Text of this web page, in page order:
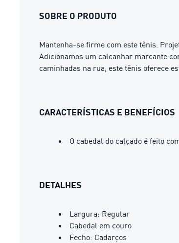
SOBRE O PRODUTO
Mantenha-se firme com este tênis.
Adicionamos um calcanhar marcante
caminhadas na rua, este tênis oferece
CARACTERÍSTICAS E BENEFÍCIOS
O cabedal do calçado é feito
DETALHES
Largura: Regular
Cabedal em couro
Fecho: Cadarços